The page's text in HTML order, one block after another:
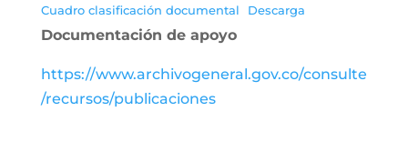
Cuadro clasificación documental
Descarga
Documentación de apoyo
https://www.archivogeneral.gov.co/consulte
/recursos/publicaciones